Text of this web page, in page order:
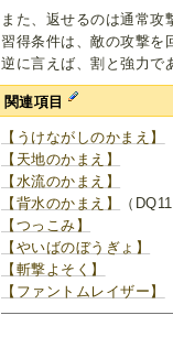
また、返せるのは通常攻
習得条件は、敵の攻撃を
逆に言えば、割と強力で
関連項目
【うけながしのかまえ】
【天地のかまえ】
【水流のかまえ】
【背水のかまえ】
（DQ11
【つっこみ】
【やいばのぼうぎょ】
【斬撃よそく】
【ファントムレイザー】